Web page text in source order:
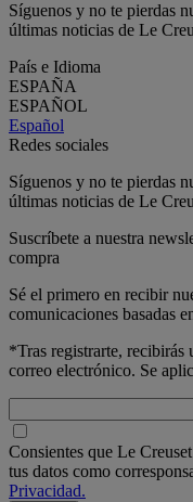
Síguenos y no te pierdas
últimas noticias de Le
País e Idioma
ESPAÑA
ESPAÑOL
Español
Redes sociales
Síguenos y no te pierdas
últimas noticias de Le
Suscríbete a nuestra
compra
Sé el primero en recibir
comunicaciones basadas
*Tras registrarte, recibirás
correo electrónico. Se
Consientes que Le
tus datos como
Privacidad.